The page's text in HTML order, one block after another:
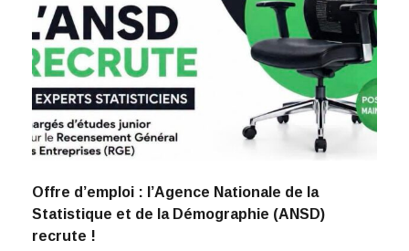
Offre d’emploi : l’Agence Nationale de la
Statistique et de la Démographie (ANSD)
recrute !